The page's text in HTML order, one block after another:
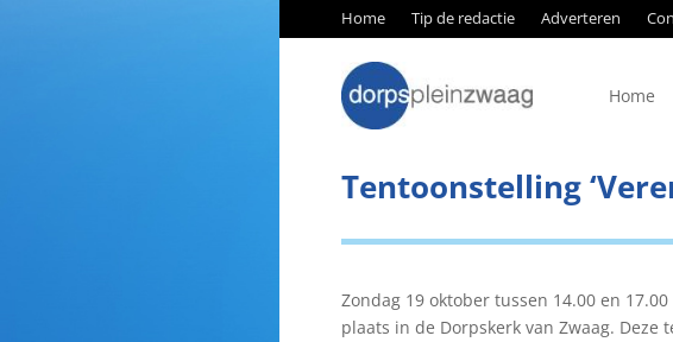
Home Tip de redactie Adverteren
Home
Tentoonstelling
Zondag 19 oktober tussen 14.00 en
plaats in de Dorpskerk van Zwaag.